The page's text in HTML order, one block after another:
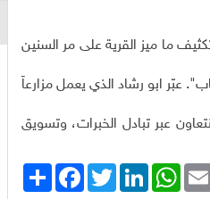
ما ميز القرية على مر السنين
عبّر ابو رشاد الذي يعمل مزارعاً
عبر تبادل الخبرات، وتسويق
انشر
FacebookTwitterLinkedIn
WhatsApp